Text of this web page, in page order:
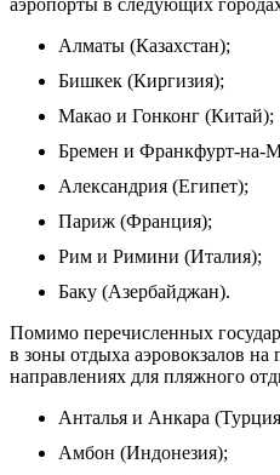
Алматы (Казахстан);
Бишкек (Киргизия);
Макао и Гонконг (Китай);
Бремен и Франкфурт-на-
Александрия (Египет);
Париж (Франция);
Рим и Римини (Италия);
Баку (Азербайджан).
Помимо перечисленных
в зоны отдыха аэровокзалов
направлениях для пляжного
Анталья и Анкара
Амбон (Индонезия);